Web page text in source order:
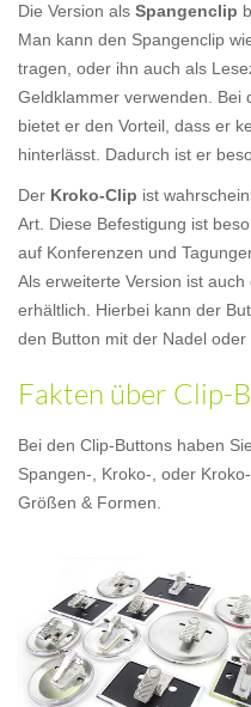
Die Version als Spangenclip
Man kann den Spangenclip
tragen, oder ihn auch als
Geldklammer verwenden. Bei
bietet er den Vorteil, dass er
hinterlässt. Dadurch ist er
Der Kroko-Clip ist
Art. Diese Befestigung ist
auf Konferenzen und
Als erweiterte Version ist auch
erhältlich. Hierbei kann der
den Button mit der Nadel oder
Fakten über Clip-
Bei den Clip-Buttons haben
Spangen-, Kroko-, oder
Größen & Formen.